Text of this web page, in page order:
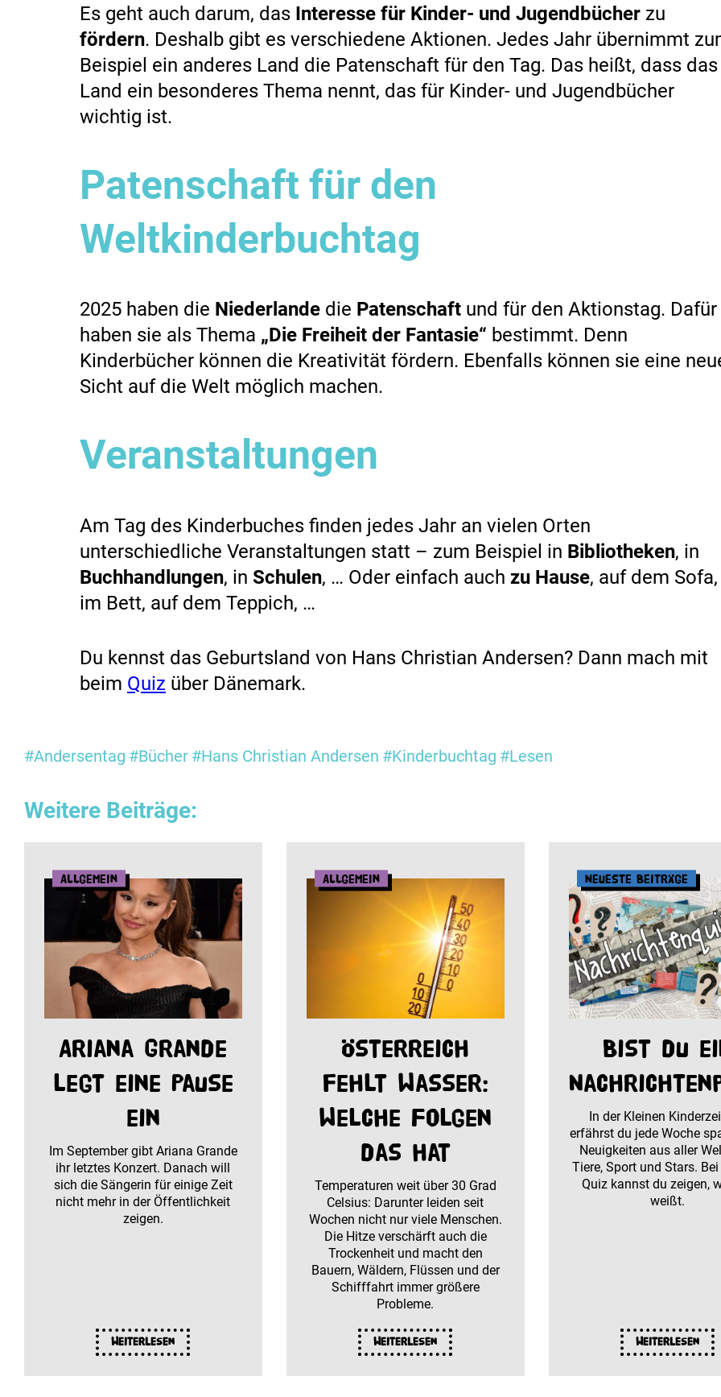
Es geht auch darum, das Interesse für Kinder- und Jugendbücher zu
fördern. Deshalb gibt es verschiedene Aktionen. Jedes Jahr übernimmt
Beispiel ein anderes Land die Patenschaft für den Tag. Das heißt, dass das
Land ein besonderes Thema nennt, das für Kinder- und Jugendbücher
wichtig ist.
Patenschaft für den
Weltkinderbuchtag
2025 haben die Niederlande die Patenschaft und für den Aktionstag. Dafür
haben sie als Thema „Die Freiheit der Fantasie“ bestimmt. Denn
Kinderbücher können die Kreativität fördern. Ebenfalls können sie eine
Sicht auf die Welt möglich machen.
Veranstaltungen
Am Tag des Kinderbuches finden jedes Jahr an vielen Orten
unterschiedliche Veranstaltungen statt – zum Beispiel in Bibliotheken, in
Buchhandlungen, in Schulen, … Oder einfach auch zu Hause, auf dem Sofa,
im Bett, auf dem Teppich, …
Du kennst das Geburtsland von Hans Christian Andersen? Dann mach mit
beim Quiz über Dänemark.
#Andersentag #Bücher #Hans Christian Andersen #Kinderbuchtag #Lesen
Weitere Beiträge:
Allgemein
Ariana Grande
legt eine Pause
ein
Im September gibt Ariana Grande
ihr letztes Konzert. Danach will
sich die Sängerin für einige Zeit
nicht mehr in der Öffentlichkeit
zeigen.
Weiterlesen
Allgemein
Österreich
fehlt Wasser:
Welche Folgen
das hat
Temperaturen weit über 30 Grad
Celsius: Darunter leiden seit
Wochen nicht nur viele Menschen.
Die Hitze verschärft auch die
Trockenheit und macht den
Bauern, Wäldern, Flüssen und der
Schifffahrt immer größere
Probleme.
Weiterlesen
Neueste Beiträge
Bist du
In der Kleinen
erfährst du jede Woche
Neuigkeiten aus aller
Tiere, Sport und Stars.
Quiz kannst du zeigen,
weißt.
Weiterlesen